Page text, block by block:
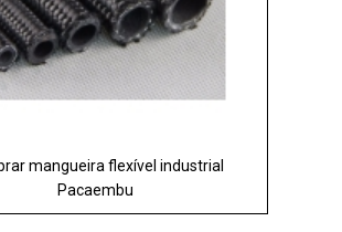
mangueira flexível industrial
Pacaembu